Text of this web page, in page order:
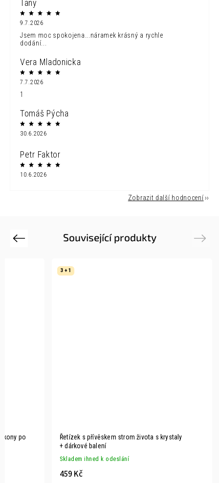
Tany
9.7.2026
Jsem moc spokojena...náramek krásný a rychle
dodání...
Vera Mladonicka
7.7.2026
1
Tomáš Pýcha
30.6.2026
Petr Faktor
10.6.2026
Zobrazit další hodnocení
Související produkty
Previous
po
3 + 1
Řetízek s přívěskem strom života s krystaly
+ dárkové balení
Skladem ihned k odeslání
459 Kč
Next